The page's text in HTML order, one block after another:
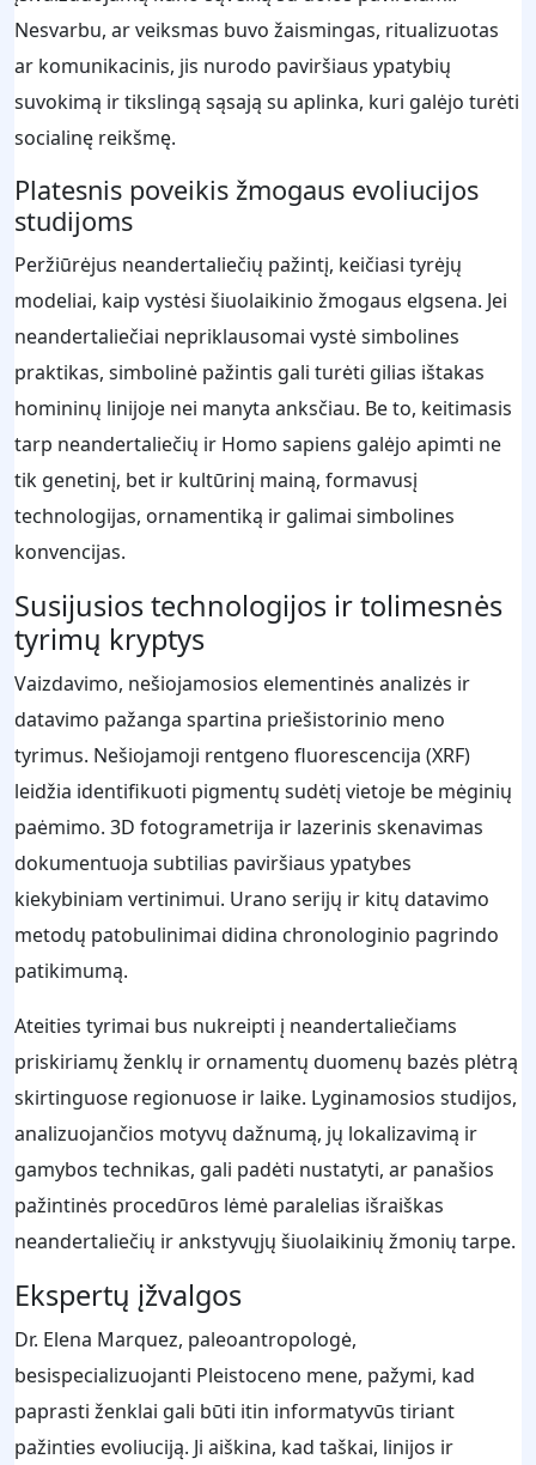
Nesvarbu, ar veiksmas buvo žaismingas, ritualizuotas
ar komunikacinis, jis nurodo paviršiaus ypatybių
suvokimą ir tikslingą sąsają su aplinka, kuri galėjo turėti
socialinę reikšmę.
Platesnis poveikis žmogaus evoliucijos
studijoms
Peržiūrėjus neandertaliečių pažintį, keičiasi tyrėjų
modeliai, kaip vystėsi šiuolaikinio žmogaus elgsena. Jei
neandertaliečiai nepriklausomai vystė simbolines
praktikas, simbolinė pažintis gali turėti gilias ištakas
homininų linijoje nei manyta anksčiau. Be to, keitimasis
tarp neandertaliečių ir Homo sapiens galėjo apimti ne
tik genetinį, bet ir kultūrinį mainą, formavusį
technologijas, ornamentiką ir galimai simbolines
konvencijas.
Susijusios technologijos ir tolimesnės
tyrimų kryptys
Vaizdavimo, nešiojamosios elementinės analizės ir
datavimo pažanga spartina priešistorinio meno
tyrimus. Nešiojamoji rentgeno fluorescencija (XRF)
leidžia identifikuoti pigmentų sudėtį vietoje be mėginių
paėmimo. 3D fotogrametrija ir lazerinis skenavimas
dokumentuoja subtilias paviršiaus ypatybes
kiekybiniam vertinimui. Urano serijų ir kitų datavimo
metodų patobulinimai didina chronologinio pagrindo
patikimumą.
Ateities tyrimai bus nukreipti į neandertaliečiams
priskiriamų ženklų ir ornamentų duomenų bazės plėtrą
skirtinguose regionuose ir laike. Lyginamosios studijos,
analizuojančios motyvų dažnumą, jų lokalizavimą ir
gamybos technikas, gali padėti nustatyti, ar panašios
pažintinės procedūros lėmė paralelias išraiškas
neandertaliečių ir ankstyvųjų šiuolaikinių žmonių tarpe.
Ekspertų įžvalgos
Dr. Elena Marquez, paleoantropologė,
besispecializuojanti Pleistoceno mene, pažymi, kad
paprasti ženklai gali būti itin informatyvūs tiriant
pažinties evoliuciją. Ji aiškina, kad taškai, linijos ir